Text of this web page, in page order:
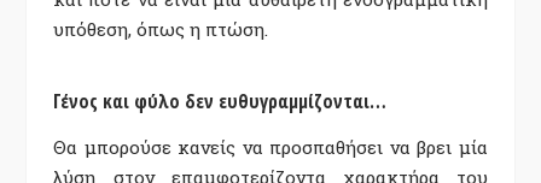
υπόθεση, όπως η πτώση.
Γένος και φύλο δεν ευθυγραμμίζονται…
Θα μπορούσε κανείς να προσπαθήσει να βρει μία
λύση στον επαμφοτερίζοντα χαρακτήρα του